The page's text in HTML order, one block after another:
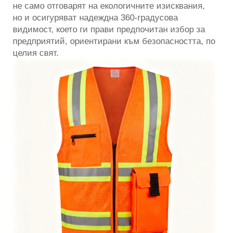
не само отговарят на екологичните изисквания,
но и осигуряват надеждна 360-градусова
видимост, което ги прави предпочитан избор за
предприятий, ориентирани към безопасността, по
целия свят.